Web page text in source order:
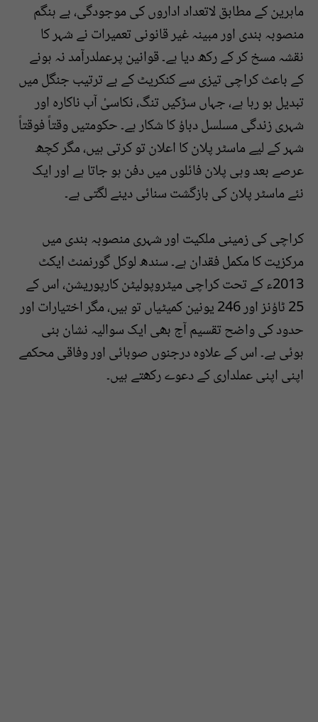
ماہرین کے مطابق لاتعداد اداروں کی موجودگی، بے ہنگم
منصوبہ بندی اور مبینہ غیر قانونی تعمیرات نے شہر کا
نقشہ مسخ کر کے رکھ دیا ہے۔ قوانین پرعملدرآمد نہ ہونے
کے باعث کراچی تیزی سے کنکریٹ کے بے ترتیب جنگل میں
تبدیل ہو رہا ہے، جہاں سڑکیں تنگ، نکاسیٔ آب ناکارہ اور
شہری زندگی مسلسل دباؤ کا شکار ہے۔ حکومتیں وقتاً فوقتاً
شہر کے لیے ماسٹر پلان کا اعلان تو کرتی ہیں، مگر کچھ
عرصے بعد وہی پلان فائلوں میں دفن ہو جاتا ہے اور ایک
نئے ماسٹر پلان کی بازگشت سنائی دینے لگتی ہے۔
کراچی کی زمینی ملکیت اور شہری منصوبہ بندی میں
مرکزیت کا مکمل فقدان ہے۔ سندھ لوکل گورنمنٹ ایکٹ
2013ء کے تحت کراچی میٹروپولیٹن کارپوریشن، اس کے
25 ٹاؤنز اور 246 یونین کمیٹیاں تو ہیں، مگر اختیارات اور
حدود کی واضح تقسیم آج بھی ایک سوالیہ نشان بنی
ہوئی ہے۔ اس کے علاوہ درجنوں صوبائی اور وفاقی محکمے
اپنی اپنی عملداری کے دعوے رکھتے ہیں۔